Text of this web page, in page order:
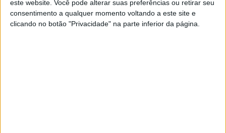
este website. Você pode alterar suas preferências ou retirar seu
consentimento a qualquer momento voltando a este site e
clicando no botão "Privacidade" na parte inferior da página.